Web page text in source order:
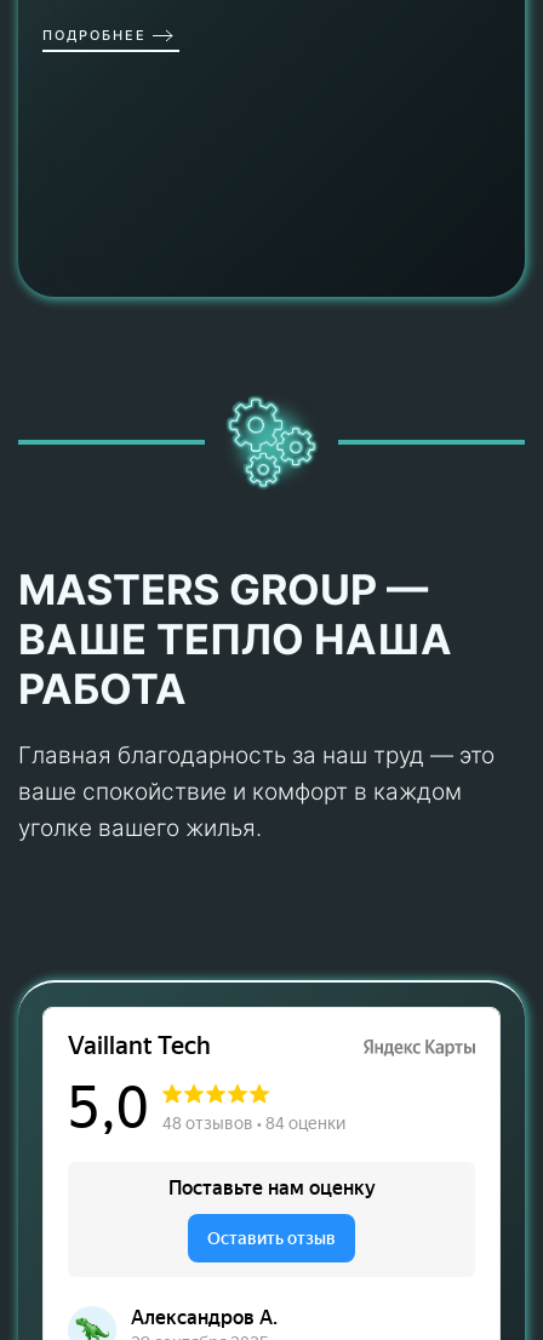
ПОДРОБНЕЕ
MASTERS GROUP —
ВАШЕ ТЕПЛО НАША
РАБОТА
Главная благодарность за наш труд — это
ваше спокойствие и комфорт в каждом
уголке вашего жилья.